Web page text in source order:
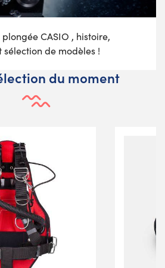
CASIO , histoire,
de modèles !
du moment